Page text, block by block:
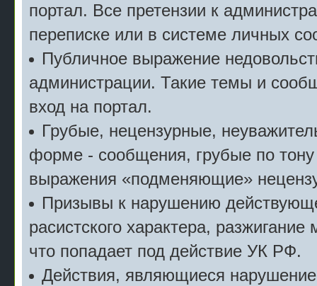
портал. Все претензии к
переписке или в системе личных
Публичное выражение
администрации. Такие темы и
вход на портал.
Грубые, нецензурные,
форме - сообщения, грубые по
выражения «подменяющие»
Призывы к нарушению
расистского характера,
что попадает под действие УК РФ.
Действия, являющиеся